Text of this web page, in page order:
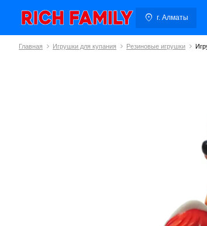
г. Алматы
Главная Игрушки для купания Резиновые игрушки